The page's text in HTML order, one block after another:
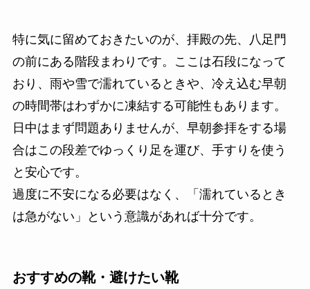
特に気に留めておきたいのが、拝殿の先、八足門
の前にある階段まわりです。ここは石段になって
おり、雨や雪で濡れているときや、冷え込む早朝
の時間帯はわずかに凍結する可能性もあります。
日中はまず問題ありませんが、早朝参拝をする場
合はこの段差でゆっくり足を運び、手すりを使う
と安心です。
過度に不安になる必要はなく、「濡れているとき
は急がない」という意識があれば十分です。
おすすめの靴・避けたい靴